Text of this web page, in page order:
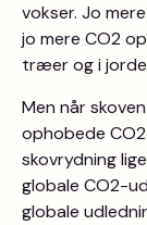
vokser. Jo
jo mere CO2
træer og i
Men når
ophobede
skovrydning
globale CO2-
globale